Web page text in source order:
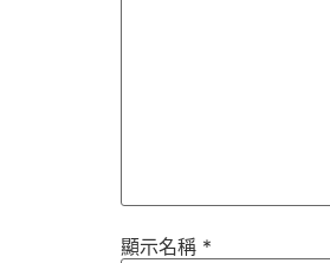
顯示名稱 *